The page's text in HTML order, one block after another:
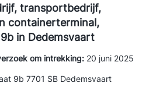
transportbedrijf,
containerterminal,
in Dedemsvaart
om intrekking: 20 juni 2025
9b 7701 SB Dedemsvaart